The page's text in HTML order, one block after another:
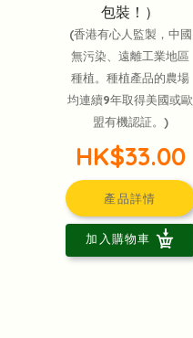
包裝！）
(香港有心人監製，中國
無污染、遠離工業地區
種植。種植產品的農場
均連續9年取得美國或歐
盟有機認証。)
HK$33.00
產品詳情
加入購物車